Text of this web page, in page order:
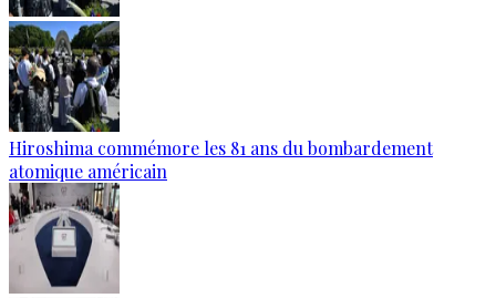
Hiroshima commémore les 81 ans du bombardement
atomique américain